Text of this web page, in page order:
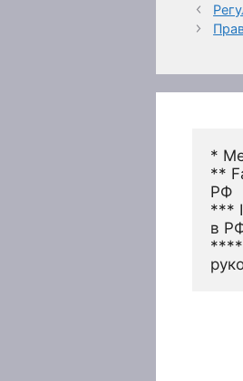
*
**
РФ
***
в
****